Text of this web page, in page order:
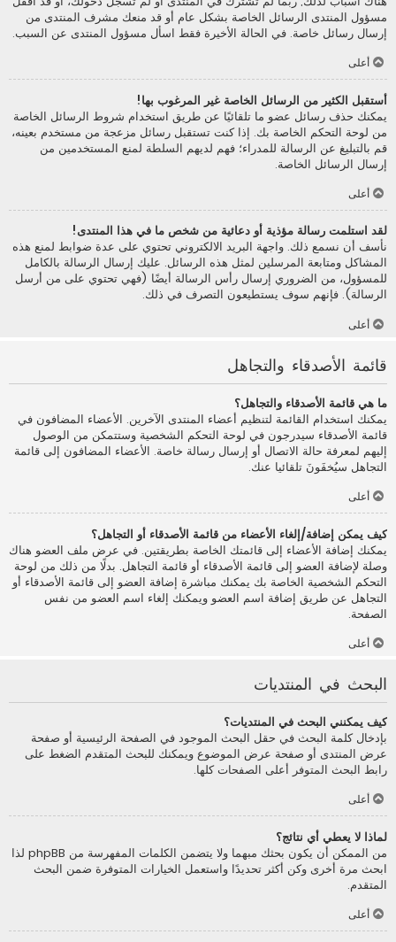
مسؤول المنتدى الرسائل الخاصة بشكل عام أو قد منعك مشرف المنتدى من
إرسال رسائل خاصة. في الحالة الأخيرة فقط اسأل مسؤول المنتدى عن السبب.
أعلى
أستقبل الكثير من الرسائل الخاصة غير المرغوب بها!
يمكنك حذف رسائل عضو ما تلقائيًا عن طريق استخدام شروط الرسائل الخاصة
من لوحة التحكم الخاصة بك. إذا كنت تستقبل رسائل مزعجة من مستخدم بعينه،
قم بالتبليغ عن الرسالة للمدراء؛ فهم لديهم السلطة لمنع المستخدمين من
إرسال الرسائل الخاصة.
أعلى
لقد استلمت رسالة مؤذية أو دعائية من شخص ما في هذا المنتدى!
نأسف أن نسمع ذلك. واجهة البريد الالكتروني تحتوي على عدة ضوابط لمنع هذه
المشاكل ومتابعة المرسلين لمثل هذه الرسائل. عليك إرسال الرسالة بالكامل
للمسؤول، من الضروري إرسال رأس الرسالة أيضًا (فهي تحتوي على من أرسل
الرسالة). فإنهم سوف يستطيعون التصرف في ذلك.
أعلى
قائمة الأصدقاء والتجاهل
ما هي قائمة الأصدقاء والتجاهل؟
يمكنك استخدام القائمة لتنظيم أعضاء المنتدى الآخرين. الأعضاء المضافون في
قائمة الأصدقاء سيدرجون في لوحة التحكم الشخصية وستتمكن من الوصول
إليهم لمعرفة حالة الاتصال أو إرسال رسالة خاصة. الأعضاء المضافون إلى قائمة
التجاهل سيُخفَونَ تلقائيا عنك.
أعلى
كيف يمكن إضافة/إلغاء الأعضاء من قائمة الأصدقاء أو التجاهل؟
يمكنك إضافة الأعضاء إلى قائمتك الخاصة بطريقتين. في عرض ملف العضو هناك
وصلة لإضافة العضو إلى قائمة الأصدقاء أو قائمة التجاهل. بدلًا من ذلك من لوحة
التحكم الشخصية الخاصة بك يمكنك مباشرة إضافة العضو إلى قائمة الأصدقاء أو
التجاهل عن طريق إضافة اسم العضو ويمكنك إلغاء اسم العضو من نفس
الصفحة.
أعلى
البحث في المنتديات
كيف يمكنني البحث في المنتديات؟
بإدخال كلمة البحث في حقل البحث الموجود في الصفحة الرئيسية أو صفحة
عرض المنتدى أو صفحة عرض الموضوع ويمكنك للبحث المتقدم الضغط على
رابط البحث المتوفر أعلى الصفحات كلها.
أعلى
لماذا لا يعطي أي نتائج؟
من الممكن أن يكون بحثك مبهما ولا يتضمن الكلمات المفهرسة من phpBB لذا
ابحث مرة أخرى وكن أكثر تحديدًا واستعمل الخيارات المتوفرة ضمن البحث
المتقدم.
أعلى